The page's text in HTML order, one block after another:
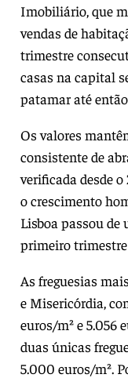
Imobiliário, que
vendas de
trimestre
casas na capital
patamar até
Os valores
consistente de
verificada desde o
o crescimento
Lisboa passou de
primeiro trimestre
As freguesias
e Misericórdia,
euros/m² e 5.056
duas únicas
5.000 euros/m².